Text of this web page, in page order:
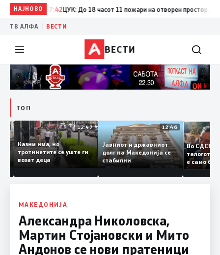
НАЈНОВО
17:42ЦУК: До 18 часот 11 пожари на отворен простор, од кои
ТВ АЛФА ВЕСТИ
ВЕСТИ
ТОП
12:50
и
12:47
Казни има, но
тротинетите се уште ги
возат деца
12:46
Јавниот и државниот
долг на Македонија се
стабилни
Во
е само
копија
Заев
МАКЕДОНИЈА
Александра Николовска,
Мартин Стојановски и Мито
Андонов се нови пратеници